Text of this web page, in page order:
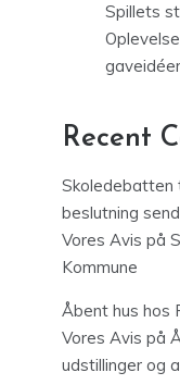
Spillets
Recent
Skoledebatten
beslutning
Vores Avis på
Kommune
Åbent hus hos
Vores Avis på
udstillinger og